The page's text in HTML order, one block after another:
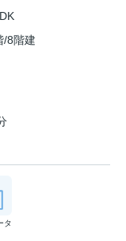
/8階建
タ